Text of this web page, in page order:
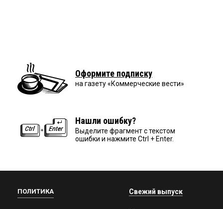
Оформите подписку
на газету «Коммерческие вести»
Нашли ошибку?
Выделите фрагмент с текстом
ошибки и нажмите Ctrl + Enter.
ПОЛИТИКА Свежий выпуск